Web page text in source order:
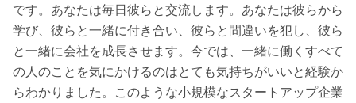
です。あなたは毎日彼らと交流します。あなたは彼らから
学び、彼らと一緒に付き合い、彼らと間違いを犯し、彼ら
と一緒に会社を成長させます。今では、一緒に働くすべて
の人のことを気にかけるのはとても気持ちがいいと経験か
らわかりました。このような小規模なスタートアップ企業